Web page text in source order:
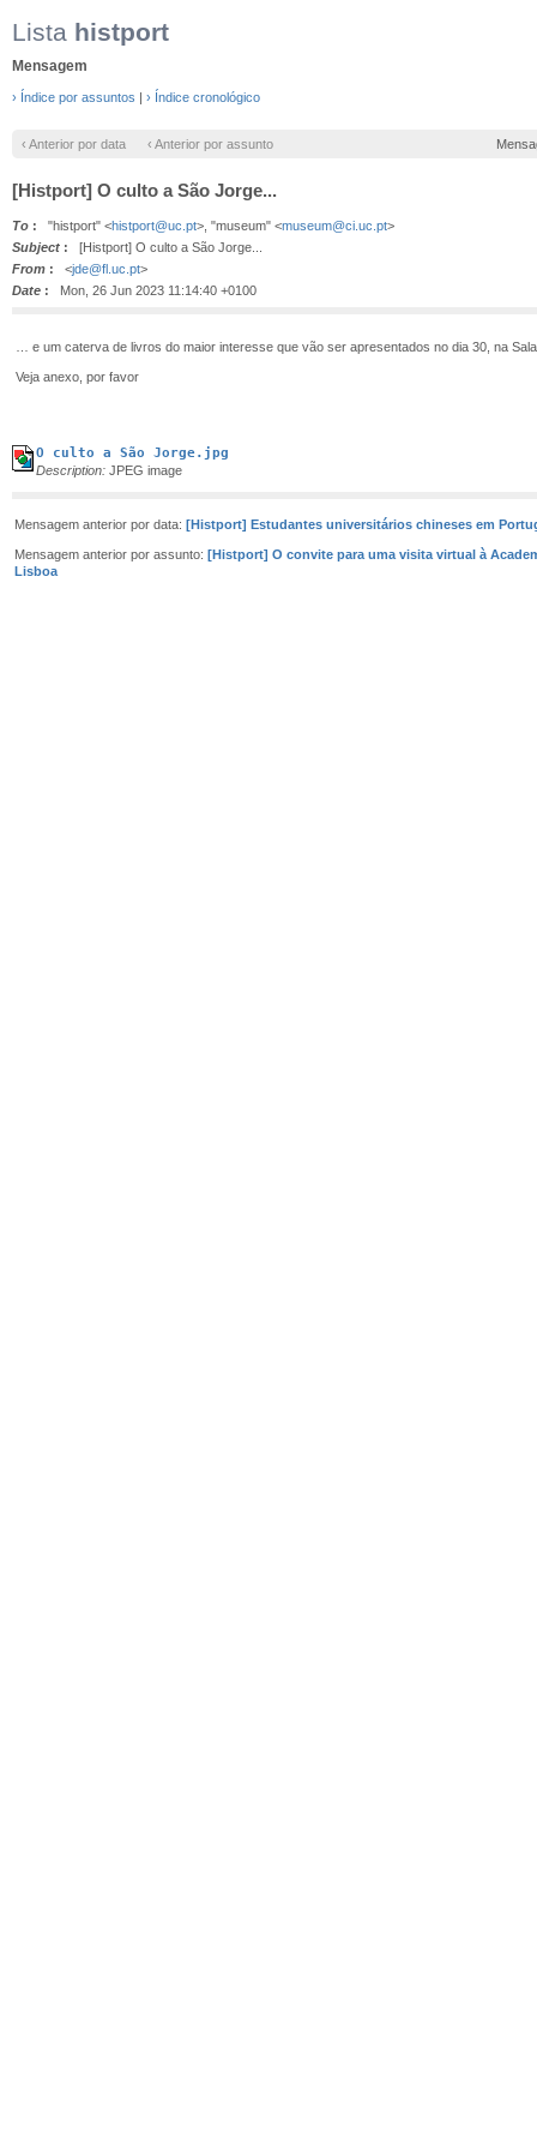
Lista histport
Mensagem
› Índice por assuntos | › Índice cronológico
‹ Anterior por data ‹ Anterior por assunto
[Histport] O culto a São Jorge...
To : "histport" <histport@uc.pt>, "museum" <museum@ci.uc.pt>
Subject : [Histport] O culto a São Jorge...
From : <jde@fl.uc.pt>
Date : Mon, 26 Jun 2023 11:14:40 +0100
… e um caterva de livros do maior interesse que vão ser apresentados no dia 30, na
Veja anexo, por favor
O culto a São Jorge.jpg
Description: JPEG image
Mensagem anterior por data: [Histport] Estudantes universitários chineses em
Mensagem anterior por assunto: [Histport] O convite para uma visita virtual à
Lisboa